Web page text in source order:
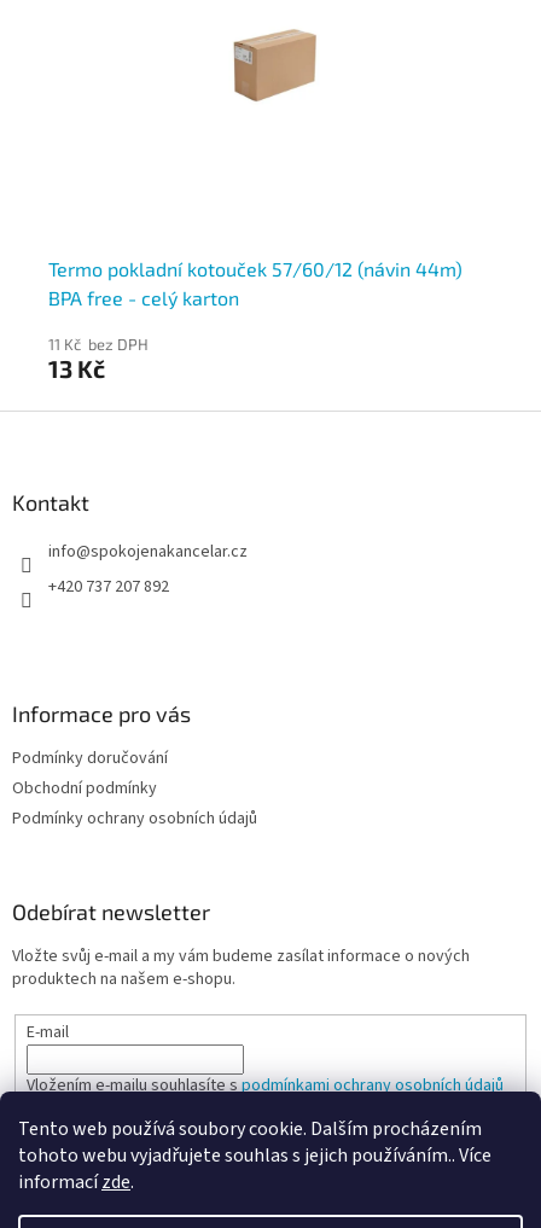
Tento web používá soubory cookie. Dalším procházením
tohoto webu vyjadřujete souhlas s jejich používáním.. Více
informacízde.
Termo pokladní kotouček 57/60/12 (návin 44m)
BPA free - celý karton
11 Kč bez DPH
13 Kč
Kontakt
info@spokojenakancelar.cz
+420 737 207 892
Informace pro vás
Podmínky doručování
Obchodní podmínky
Podmínky ochrany osobních údajů
Odebírat newsletter
Vložte svůj e-mail a my vám budeme zasílat informace o nových
produktech na našem e-shopu.
E-mail
Vložením e-mailu souhlasíte spodmínkami ochrany osobních údajů
PŘIHLÁSIT SE